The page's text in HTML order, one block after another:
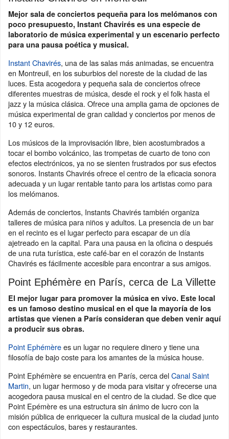
Mejor sala de conciertos pequeña para los melómanos con
poco presupuesto, Instant Chavirés es una especie de
laboratorio de música experimental y un escenario perfecto
para una pausa poética y musical.
Instant Chavirés, una de las salas más animadas, se encuentra
en Montreuil, en los suburbios del noreste de la ciudad de las
luces. Esta acogedora y pequeña sala de conciertos ofrece
diferentes muestras de música, desde el rock y el folk hasta el
jazz y la música clásica. Ofrece una amplia gama de opciones de
música experimental de gran calidad y conciertos por menos de
10 y 12 euros.
Los músicos de la improvisación libre, bien acostumbrados a
tocar el bombo volcánico, las trompetas de cuarto de tono con
efectos electrónicos, ya no se sienten frustrados por sus efectos
sonoros. Instants Chavirés ofrece el centro de la eficacia sonora
adecuada y un lugar rentable tanto para los artistas como para
los melómanos.
Además de conciertos, Instants Chavirés también organiza
talleres de música para niños y adultos. La presencia de un bar
en el recinto es el lugar perfecto para escapar de un día
ajetreado en la capital. Para una pausa en la oficina o después
de una ruta turística, este café-bar en el corazón de Instants
Chavirés es fácilmente accesible para encontrar a sus amigos.
Point Ephémère en París, cerca de La Villette
El mejor lugar para promover la música en vivo. Este local
es un famoso destino musical en el que la mayoría de los
artistas que vienen a París consideran que deben venir aquí
a producir sus obras.
Point Ephémèrees un lugar no requiere dinero y tiene una
filosofía de bajo coste para los amantes de la música house.
Point Ephémère se encuentra en París, cerca delCanal Saint
Martin, un lugar hermoso y de moda para visitar y ofrecerse una
acogedora pausa musical en el centro de la ciudad. Se dice que
Point Epémère es una estructura sin ánimo de lucro con la
misión pública de enriquecer la cultura musical de la ciudad junto
con espectáculos, bares y restaurantes.